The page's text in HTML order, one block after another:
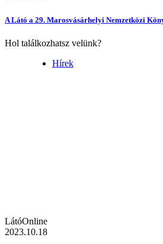
A Látó a 29. Marosvásárhelyi Nemzetközi
Hol találkozhatsz velünk?
Hírek
LátóOnline
2023.10.18